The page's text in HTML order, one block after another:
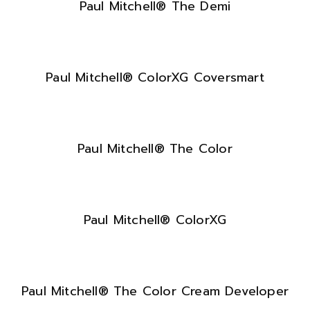
Paul Mitchell® The Demi
Paul Mitchell® ColorXG Coversmart
Paul Mitchell® The Color
Paul Mitchell® ColorXG
Paul Mitchell® The Color Cream Developer